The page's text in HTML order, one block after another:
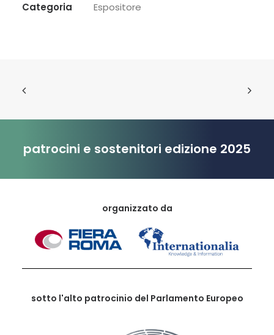
Categoria Espositore
patrocini e sostenitori edizione 2025
organizzato da
sotto l'alto patrocinio del Parlamento Europeo